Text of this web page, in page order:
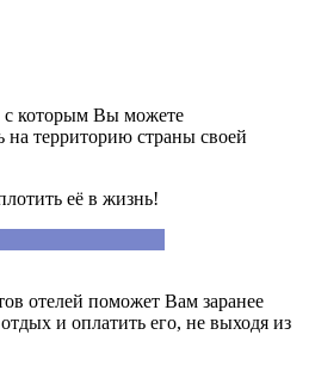
с которым Вы можете
на территорию страны своей
её в жизнь!
отелей поможет Вам заранее
и оплатить его, не выходя из